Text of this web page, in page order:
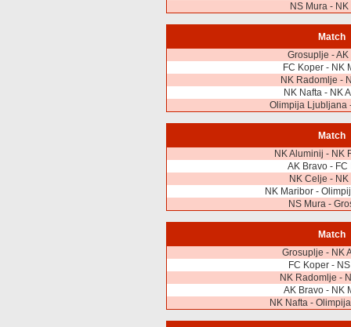
NS Mura - NK
Match
Grosuplje - AK
FC Koper - NK
NK Radomlje -
NK Nafta - NK
Olimpija Ljubljana
Match
NK Aluminij - NK
AK Bravo - FC
NK Celje - NK
NK Maribor -
NS Mura -
Match
Grosuplje - NK
FC Koper -
NK Radomlje -
AK Bravo - NK
NK Nafta -